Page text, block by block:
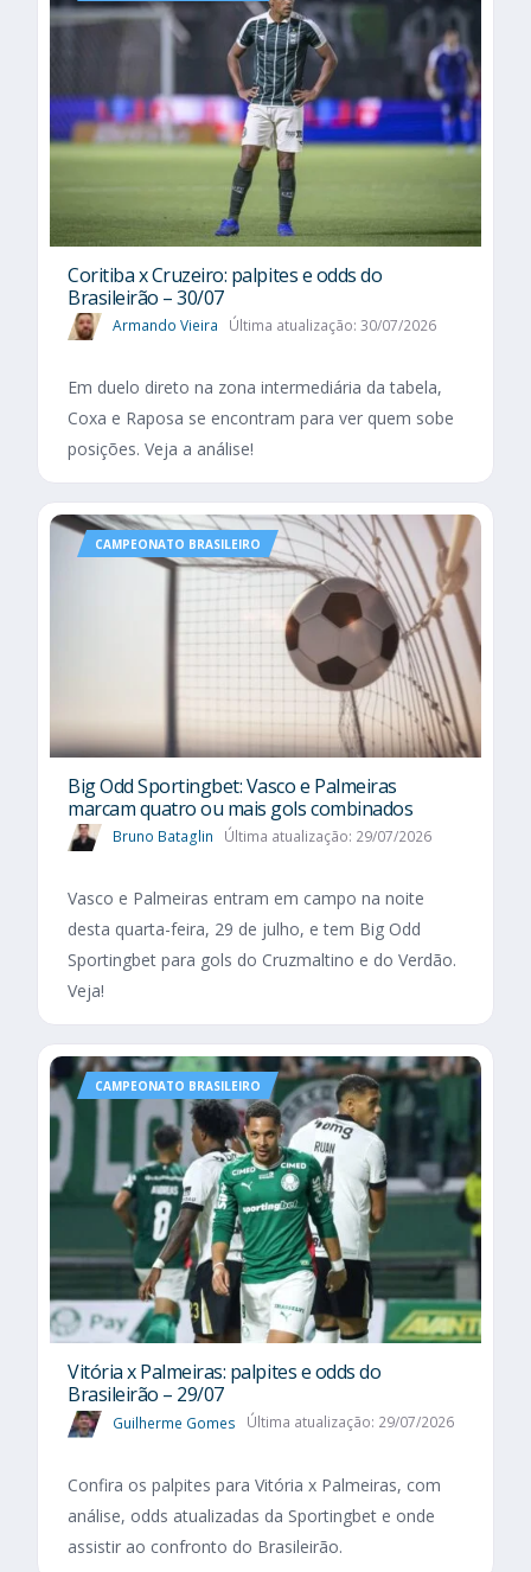
Coritiba x Cruzeiro: palpites e odds do
Brasileirão – 30/07
Armando Vieira Última atualização: 30/07/2026
Em duelo direto na zona intermediária da tabela,
Coxa e Raposa se encontram para ver quem sobe
posições. Veja a análise!
CAMPEONATO BRASILEIRO
Big Odd Sportingbet: Vasco e Palmeiras
marcam quatro ou mais gols combinados
Bruno Bataglin Última atualização: 29/07/2026
Vasco e Palmeiras entram em campo na noite
desta quarta-feira, 29 de julho, e tem Big Odd
Sportingbet para gols do Cruzmaltino e do Verdão.
Veja!
CAMPEONATO BRASILEIRO
Vitória x Palmeiras: palpites e odds do
Brasileirão – 29/07
Guilherme Gomes Última atualização: 29/07/2026
Confira os palpites para Vitória x Palmeiras, com
análise, odds atualizadas da Sportingbet e onde
assistir ao confronto do Brasileirão.